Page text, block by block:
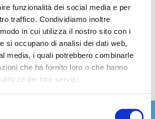
funzionalità dei social media e per
traffico. Condividiamo inoltre
in cui utilizza il nostro sito con i
si occupano di analisi dei dati web,
media, i quali potrebbero combinarle
che ha fornito loro o che hanno
dei loro servizi.
Eventi